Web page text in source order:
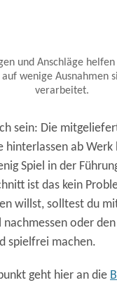
und Anschläge
wenige Ausnahmen
verarbeitet.
sein: Die
hinterlassen ab Werk
Spiel in der
ist das kein
willst, solltest du
nachmessen oder
spielfrei machen.
geht hier an die